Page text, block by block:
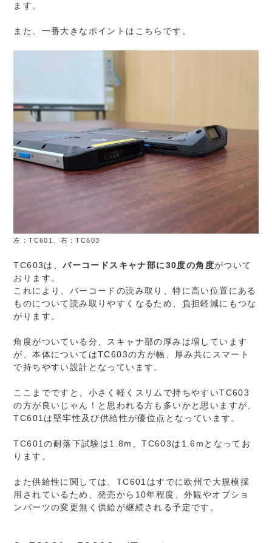
ます。
また、一番大きなポイントはこちらです。
左：TC601、右：TC603
TC603は、バーコードスキャナ部に30度の角度がついて
おります。
これにより、バーコードの読み取り、特に高い位置にある
ものについて読み取りやすくなるため、負担軽減にもつな
がります。
角度がついている分、スキャナ部の厚みは増しています
が、本体についてはTC603の方が幅、厚み共にスマート
で持ちやすい設計となっています。
ここまでですと、小さく軽くスリムで持ちやすいTC603
の方が良いじゃん！と思われる方も多いかと思いますが、
TC601は堅牢性及び供給性が優位点となっています。
TC601の耐落下試験は1.8m、TC603は1.6mとなってお
ります。
また供給性に関しては、TC601はすでに欧州で大規模採
用されているため、発売から10年程度、外観やオプショ
ンパーツの変更無く供給が継続される予定です。